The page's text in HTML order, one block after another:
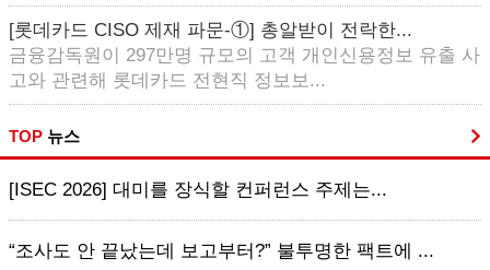
[롯데카드 CISO 제재 파문-①] 총알받이 전락한...
금융감독원이 297만명 규모의 고객 개인신용정보 유출 사
고와 관련해 롯데카드 전현직 정보보...
TOP 뉴스
[ISEC 2026] 대미를 장식할 컨퍼런스 주제는...
“조사도 안 끝났는데 보고부터?” 불투명한 팩트에 ...